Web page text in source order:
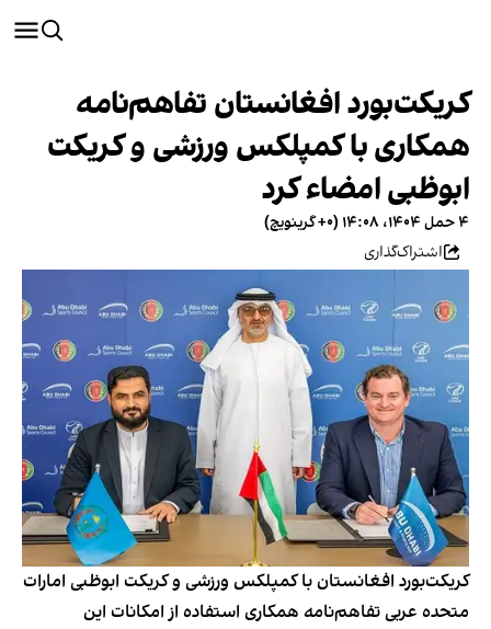
کریکت‌بورد افغانستان تفاهم‌نامه
همکاری با کمپلکس ورزشی و کریکت
ابوظبی امضاء کرد
۴ حمل ۱۴۰۴، ۱۴:۰۸ (‎+۰ گرینویچ)
اشتراک‌گذاری
کریکت‌بورد افغانستان با کمپلکس ورزشی و کریکت ابوظبی امارات
متحده عربی تفاهم‌نامه همکاری استفاده از امکانات این